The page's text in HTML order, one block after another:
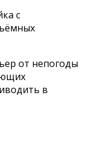
с
от непогоды
в